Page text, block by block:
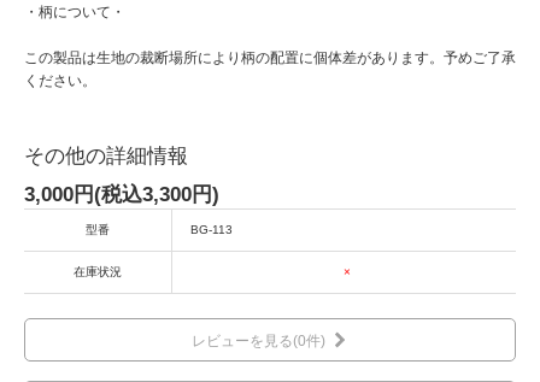
・柄について・
この製品は生地の裁断場所により柄の配置に個体差があります。予めご了承
ください。
その他の詳細情報
3,000円(税込3,300円)
型番 BG-113
在庫状況 ×
レビューを見る(0件)